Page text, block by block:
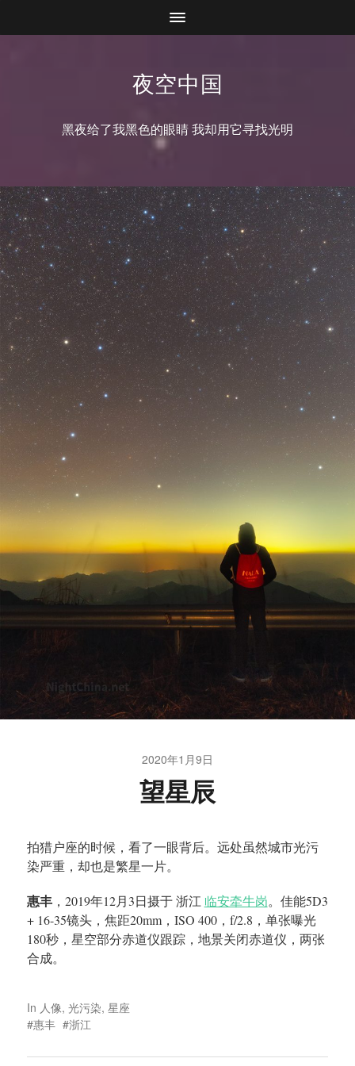
夜空中国
黑夜给了我黑色的眼睛 我却用它寻找光明
2020年1月9日
望星辰
拍猎户座的时候，看了一眼背后。远处虽然城市光污
染严重，却也是繁星一片。
惠丰，2019年12月3日摄于 浙江 临安牵牛岗。佳能5D3
+ 16-35镜头，焦距20mm，ISO 400，f/2.8，单张曝光
180秒，星空部分赤道仪跟踪，地景关闭赤道仪，两张
合成。
In 人像, 光污染, 星座
惠丰
浙江